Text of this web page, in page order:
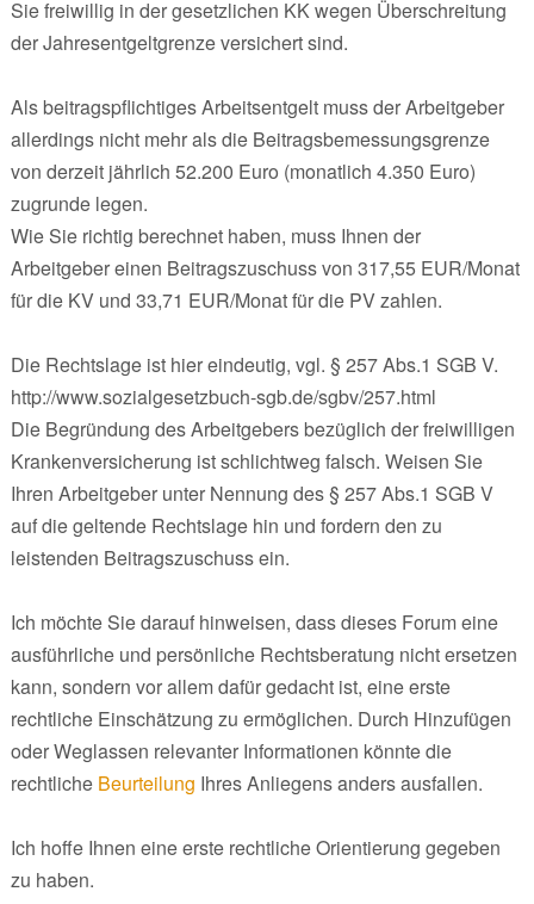
Sie freiwillig in der gesetzlichen KK wegen Überschreitung
der Jahresentgeltgrenze versichert sind.
Als beitragspflichtiges Arbeitsentgelt muss der Arbeitgeber
allerdings nicht mehr als die Beitragsbemessungsgrenze
von derzeit jährlich 52.200 Euro (monatlich 4.350 Euro)
zugrunde legen.
Wie Sie richtig berechnet haben, muss Ihnen der
Arbeitgeber einen Beitragszuschuss von 317,55 EUR/Monat
für die KV und 33,71 EUR/Monat für die PV zahlen.
Die Rechtslage ist hier eindeutig, vgl. § 257 Abs.1 SGB V.
http://www.sozialgesetzbuch-sgb.de/sgbv/257.html
Die Begründung des Arbeitgebers bezüglich der freiwilligen
Krankenversicherung ist schlichtweg falsch. Weisen Sie
Ihren Arbeitgeber unter Nennung des § 257 Abs.1 SGB V
auf die geltende Rechtslage hin und fordern den zu
leistenden Beitragszuschuss ein.
Ich möchte Sie darauf hinweisen, dass dieses Forum eine
ausführliche und persönliche Rechtsberatung nicht ersetzen
kann, sondern vor allem dafür gedacht ist, eine erste
rechtliche Einschätzung zu ermöglichen. Durch Hinzufügen
oder Weglassen relevanter Informationen könnte die
rechtliche Beurteilung Ihres Anliegens anders ausfallen.
Ich hoffe Ihnen eine erste rechtliche Orientierung gegeben
zu haben.